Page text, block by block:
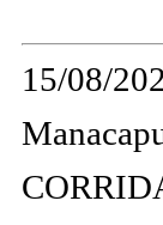
15/08/